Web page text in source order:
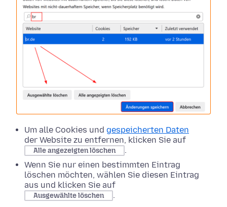
Um alle Cookies und gespeicherten Daten
der Website zu entfernen, klicken Sie auf
Alle angezeigten löschen
.
Wenn Sie nur einen bestimmten Eintrag
löschen möchten, wählen Sie diesen Eintrag
aus und klicken Sie auf
Ausgewählte löschen
.